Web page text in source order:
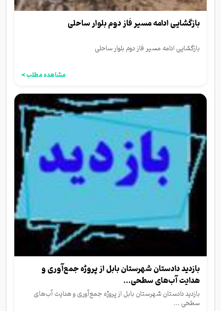
بازگشایی ادامه مسیر فاز دوم بلوار ساحلی
بازگشایی ادامه مسیر فاز دوم بلوار ساحلی
مشاهده مطلب >
بازدید دادستان شهرستان بابل از پروژه جمع‌آوری و
هدایت آب‌های سطحی...
بازدید دادستان شهرستان بابل از پروژه جمع‌آوری و هدایت آب‌های
سطحی ...